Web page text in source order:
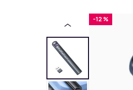
-12 %